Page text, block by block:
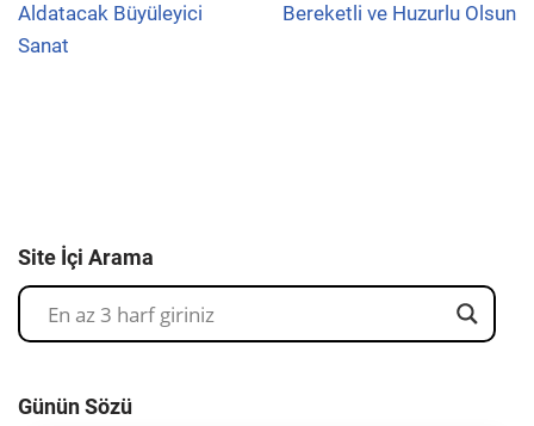
Aldatacak Büyüleyici
Sanat
Bereketli ve Huzurlu Olsun
Site İçi Arama
Günün Sözü